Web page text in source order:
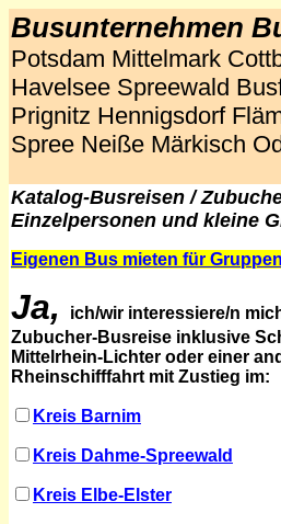
Busunternehmen
Potsdam Mittelmark
Havelsee Spreewald
Prignitz Hennigsdorf
Spree Neiße Märkisch
Katalog-Busreisen /
Einzelpersonen und kleine
Eigenen Bus mieten für
Ja,
ich/wir interessiere/n
Zubucher-Busreise inklusive
Mittelrhein-Lichter oder einer
Rheinschifffahrt mit Zustieg im:
Kreis Barnim
Kreis Dahme-Spreewald
Kreis Elbe-Elster